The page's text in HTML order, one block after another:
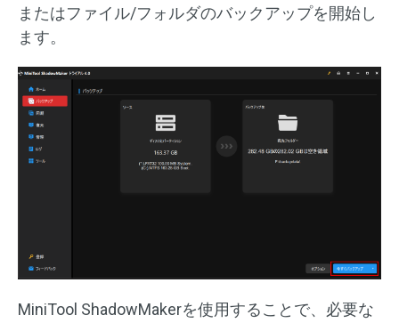
またはファイル/フォルダのバックアップを開始し
ます。
MiniTool ShadowMakerを使用することで、必要な